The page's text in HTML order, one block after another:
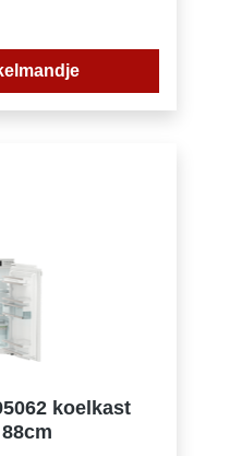
94
€ 38,- Energie
32
1
koelkast